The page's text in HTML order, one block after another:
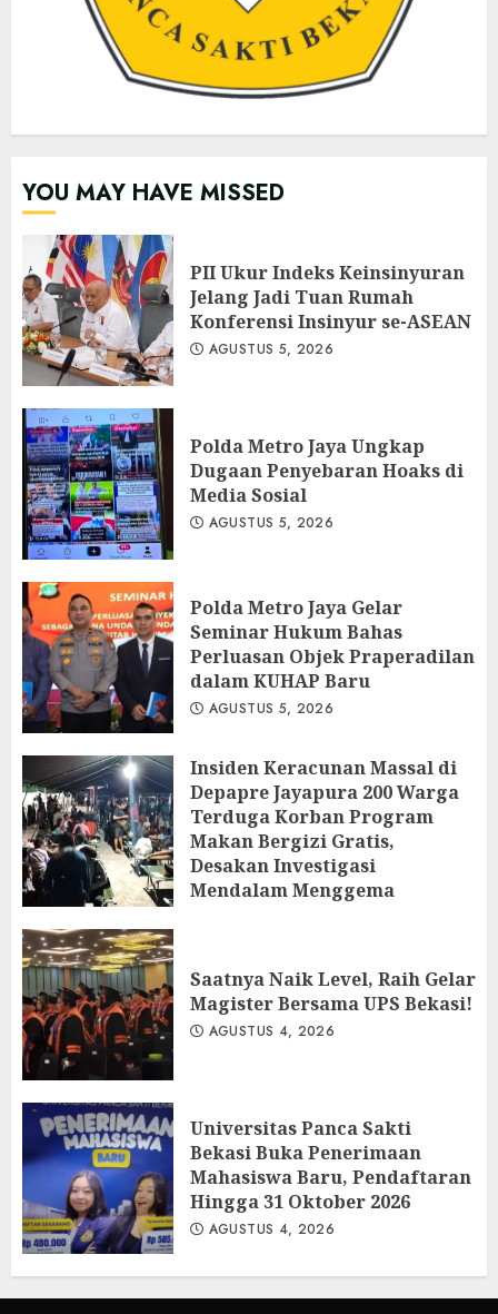
YOU MAY HAVE MISSED
PII Ukur Indeks Keinsinyuran
Jelang Jadi Tuan Rumah
Konferensi Insinyur se-ASEAN
AGUSTUS 5, 2026
Polda Metro Jaya Ungkap
Dugaan Penyebaran Hoaks di
Media Sosial
AGUSTUS 5, 2026
Polda Metro Jaya Gelar
Seminar Hukum Bahas
Perluasan Objek Praperadilan
dalam KUHAP Baru
AGUSTUS 5, 2026
Insiden Keracunan Massal di
Depapre Jayapura 200 Warga
Terduga Korban Program
Makan Bergizi Gratis,
Desakan Investigasi
Mendalam Menggema
Saatnya Naik Level, Raih Gelar
Magister Bersama UPS Bekasi!
AGUSTUS 4, 2026
Universitas Panca Sakti
Bekasi Buka Penerimaan
Mahasiswa Baru, Pendaftaran
Hingga 31 Oktober 2026
AGUSTUS 4, 2026